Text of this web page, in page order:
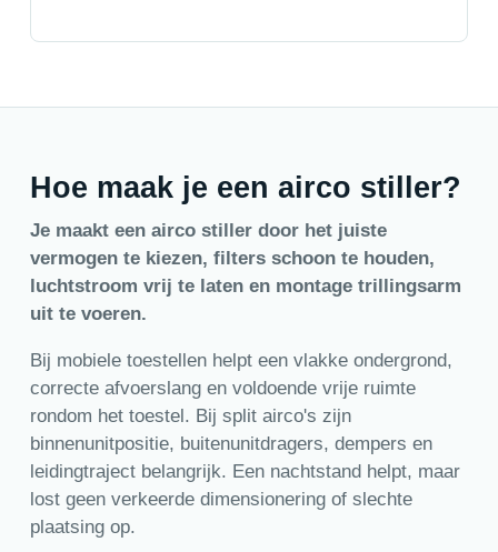
Hoe maak je een airco stiller?
Je maakt een airco stiller door het juiste
vermogen te kiezen, filters schoon te houden,
luchtstroom vrij te laten en montage trillingsarm
uit te voeren.
Bij mobiele toestellen helpt een vlakke ondergrond,
correcte afvoerslang en voldoende vrije ruimte
rondom het toestel. Bij split airco's zijn
binnenunitpositie, buitenunitdragers, dempers en
leidingtraject belangrijk. Een nachtstand helpt, maar
lost geen verkeerde dimensionering of slechte
plaatsing op.